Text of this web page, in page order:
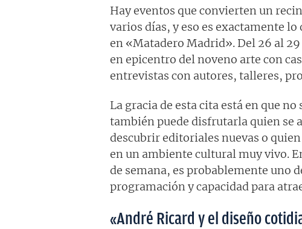
Hay eventos que convierten un
varios días, y eso es exactamente
en «Matadero Madrid». Del 26 al
en epicentro del noveno arte con
entrevistas con autores, talleres,
La gracia de esta cita está en que
también puede disfrutarla quien se
descubrir editoriales nuevas o
en un ambiente cultural muy vivo.
de semana, es probablemente uno
programación y capacidad para
«André Ricard y el diseño